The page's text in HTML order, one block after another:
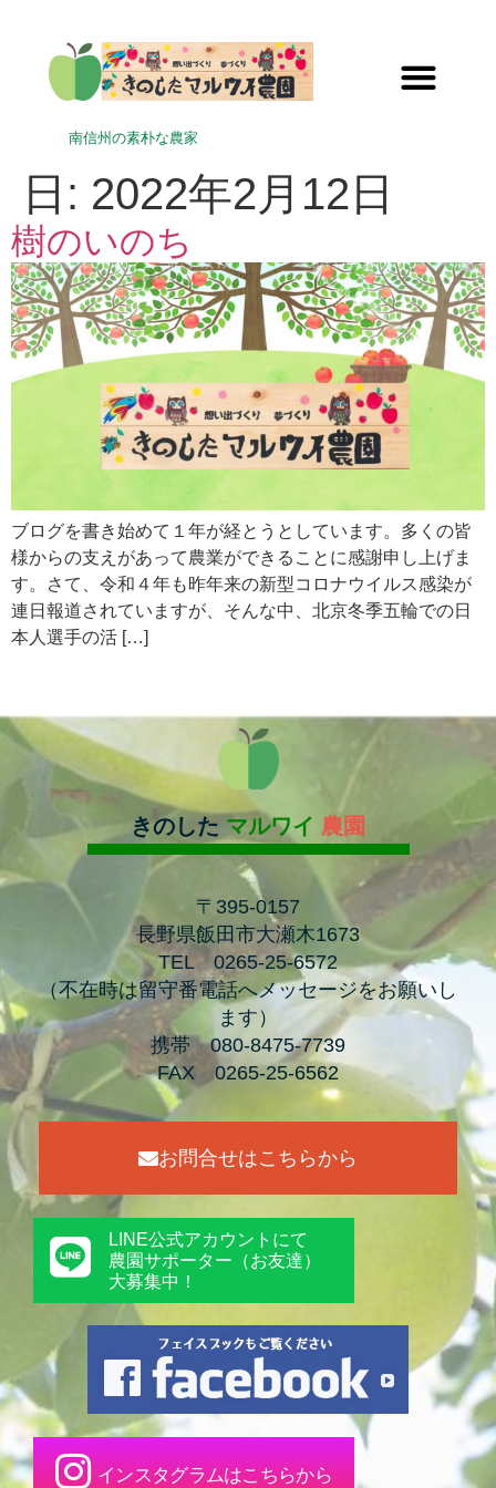
南信州の素朴な農家
日: 2022年2月12日
樹のいのち
ブログを書き始めて１年が経とうとしています。多くの皆
様からの支えがあって農業ができることに感謝申し上げま
す。さて、令和４年も昨年来の新型コロナウイルス感染が
連日報道されていますが、そんな中、北京冬季五輪での日
本人選手の活 […]
きのした マルワイ 農園
〒395-0157
長野県飯田市大瀬木1673
TEL 0265-25-6572
（不在時は留守番電話へメッセージをお願いし
ます）
携帯 080-8475-7739
FAX 0265-25-6562
お問合せはこちらから
LINE公式アカウントにて
農園サポーター（お友達）
大募集中！
インスタグラムはこちらから